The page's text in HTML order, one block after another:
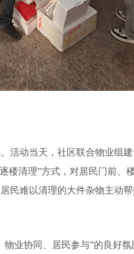
活动当天，社区联合物业组
楼清理”方式，对居民门前、
民难以清理的大件杂物主动
业协同、居民参与”的良好